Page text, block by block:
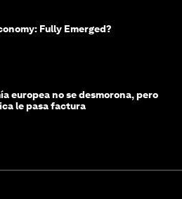
Fully Emerged?
europea no se desmorona, pero
le pasa factura